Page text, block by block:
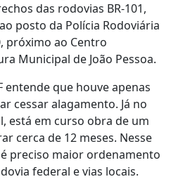
das rodovias BR-101,
posto da Polícia Rodoviária
próximo ao Centro
Municipal de João Pessoa.
que houve apenas
cessar alagamento. Já no
está em curso obra de um
cerca de 12 meses. Nesse
preciso maior ordenamento
federal e vias locais.